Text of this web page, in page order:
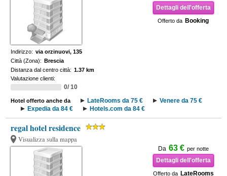
Dettagli dell'offerta
Offerto da Booking
Indirizzo: via orzinuovi, 135
Città (Zona): Brescia
Distanza dal centro città: 1.37 km
Valutazione clienti:
0/ 10
Hotel offerto anche da LateRooms da 75 €
Venere da 75 €
Expedia da 84 €
Hotels.com da 84 €
regal hotel residence
Visualizza sulla mappa
Da 63 € per notte
Dettagli dell'offerta
Offerto da LateRooms